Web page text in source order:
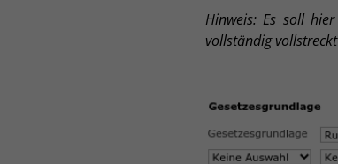
Hinweis: Es soll
vollständig